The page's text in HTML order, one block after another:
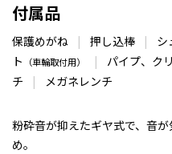
付属品
保護めがね | 押し込棒 | シ
ト
（車輪取付用） | パイプ、ク
チ
| メガネレンチ
粉砕音が抑えたギヤ式で、音
め。